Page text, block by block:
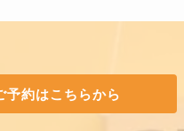
予約はこちらから